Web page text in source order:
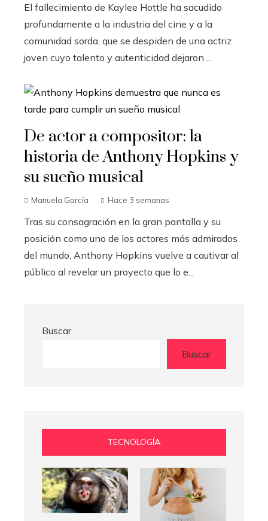
El fallecimiento de Kaylee Hottle ha sacudido
profundamente a la industria del cine y a la
comunidad sorda, que se despiden de una actriz
joven cuyo talento y autenticidad dejaron ...
De actor a compositor: la
historia de Anthony Hopkins y
su sueño musical
Manuela García Hace 3 semanas
Tras su consagración en la gran pantalla y su
posición como uno de los actores más admirados
del mundo, Anthony Hopkins vuelve a cautivar al
público al revelar un proyecto que lo e...
Buscar
Buscar
TECNOLOGÍA